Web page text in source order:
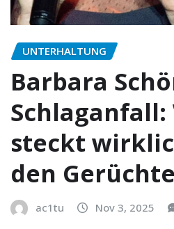
UNTERHALTUNG
Barbara
Schlaganfall:
steckt
den
ac1tu Nov 3, 2025